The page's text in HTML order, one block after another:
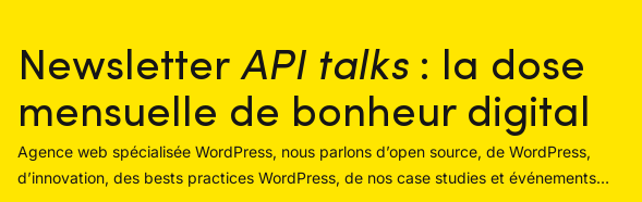
Newsletter API talks: la dose
mensuelle de bonheur digital
Agence web spécialisée WordPress, nous parlons d’open source, de WordPress,
d’innovation, des bests practices WordPress, de nos case studies et événements…